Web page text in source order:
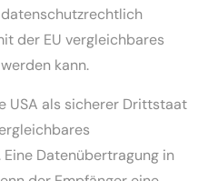
der EU vergleichbares
kann.
USA als sicherer Drittstaat
Datenübertragung in